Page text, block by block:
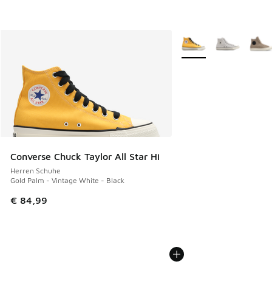
Converse Chuck Taylor All Star Hi
Herren Schuhe
Gold Palm - Vintage White - Black
€ 84,99
Weitere Farben